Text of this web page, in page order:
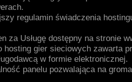
regulamin świadczenia
za Usługę dostępny na stronie
hosting gier sieciowych zawarta
w formie elektronicznej.
panelu pozwalająca na